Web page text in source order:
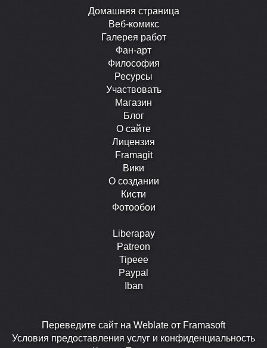
Домашняя страница
Веб-комикс
Галерея работ
Фан-арт
Философия
Ресурсы
Участвовать
Магазин
Блог
О сайте
Лицензия
Framagit
Вики
О создании
Кисти
Фотообои
Liberapay
Patreon
Tipeee
Paypal
Iban
Перевeдите сайт на Weblate от Framasoft
Условия предоставления услуг и конфиденциальность